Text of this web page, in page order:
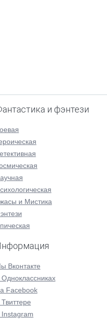
и фэнтези
и Мистика
Вконтакте
Одноклассниках
Facebook
Instagram